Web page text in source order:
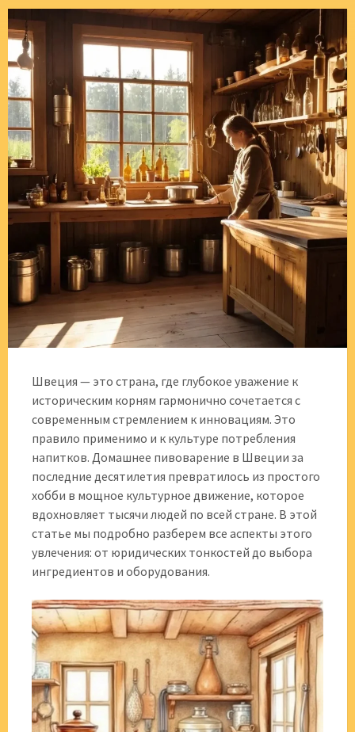
Швеция — это страна, где глубокое уважение к
историческим корням гармонично сочетается с
современным стремлением к инновациям. Это
правило применимо и к культуре потребления
напитков. Домашнее пивоварение в Швеции за
последние десятилетия превратилось из простого
хобби в мощное культурное движение, которое
вдохновляет тысячи людей по всей стране. В этой
статье мы подробно разберем все аспекты этого
увлечения: от юридических тонкостей до выбора
ингредиентов и оборудования.